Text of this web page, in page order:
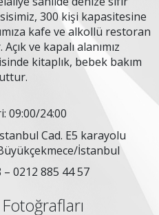
300 kişi kapasitesine
kafe ve alkollü restoran
ve kapalı alanımız
kitaplık, bebek bakım
09:00/24:00
Cad. E5 karayolu
İstanbul
0212 885 44 57